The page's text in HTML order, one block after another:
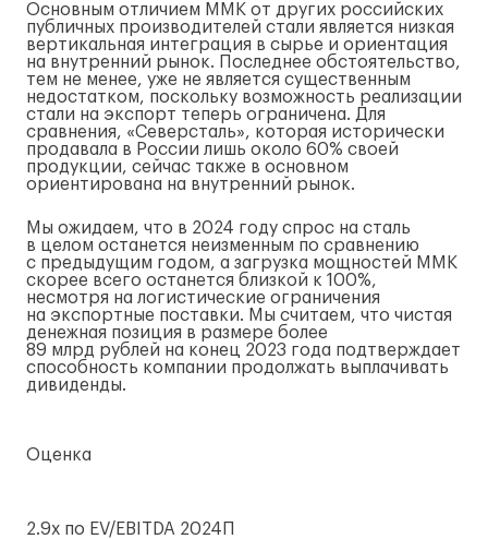
Основным отличием ММК от других российских
публичных производителей стали является низкая
вертикальная интеграция в сырье и ориентация
на внутренний рынок. Последнее обстоятельство,
тем не менее, уже не является существенным
недостатком, поскольку возможность реализации
стали на экспорт теперь ограничена. Для
сравнения, «Северсталь», которая исторически
продавала в России лишь около 60% своей
продукции, сейчас также в основном
ориентирована на внутренний рынок.
Мы ожидаем, что в 2024 году спрос на сталь
в целом останется неизменным по сравнению
с предыдущим годом, а загрузка мощностей ММК
скорее всего останется близкой к 100%,
несмотря на логистические ограничения
на экспортные поставки. Мы считаем, что чистая
денежная позиция в размере более
89 млрд рублей на конец 2023 года подтверждает
способность компании продолжать выплачивать
дивиденды.
Оценка
2.9x по EV/EBITDA 2024П